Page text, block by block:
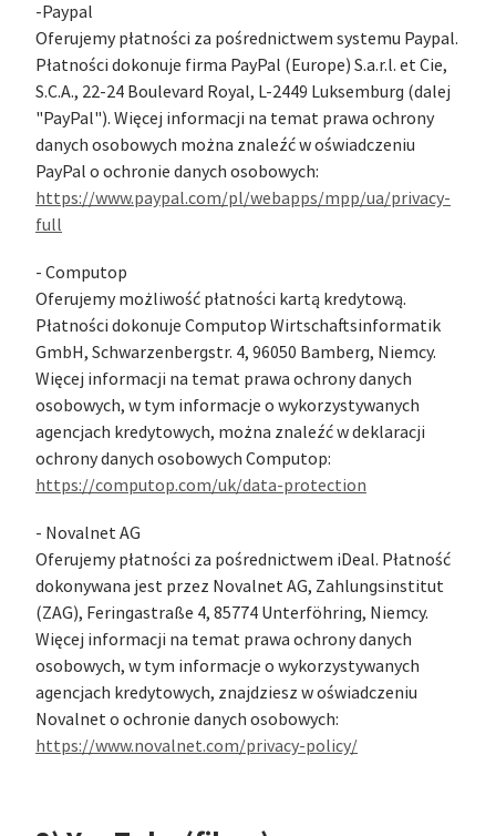
-Paypal
Oferujemy płatności za pośrednictwem systemu Paypal.
Płatności dokonuje firma PayPal (Europe) S.a.r.l. et Cie,
S.C.A., 22-24 Boulevard Royal, L-2449 Luksemburg (dalej
"PayPal"). Więcej informacji na temat prawa ochrony
danych osobowych można znaleźć w oświadczeniu
PayPal o ochronie danych osobowych:
https://www.paypal.com/pl/webapps/mpp/ua/privacy-
full
- Computop
Oferujemy możliwość płatności kartą kredytową.
Płatności dokonuje Computop Wirtschaftsinformatik
GmbH, Schwarzenbergstr. 4, 96050 Bamberg, Niemcy.
Więcej informacji na temat prawa ochrony danych
osobowych, w tym informacje o wykorzystywanych
agencjach kredytowych, można znaleźć w deklaracji
ochrony danych osobowych Computop:
https://computop.com/uk/data-protection
- Novalnet AG
Oferujemy płatności za pośrednictwem iDeal. Płatność
dokonywana jest przez Novalnet AG, Zahlungsinstitut
(ZAG), Feringastraße 4, 85774 Unterföhring, Niemcy.
Więcej informacji na temat prawa ochrony danych
osobowych, w tym informacje o wykorzystywanych
agencjach kredytowych, znajdziesz w oświadczeniu
Novalnet o ochronie danych osobowych:
https://www.novalnet.com/privacy-policy/